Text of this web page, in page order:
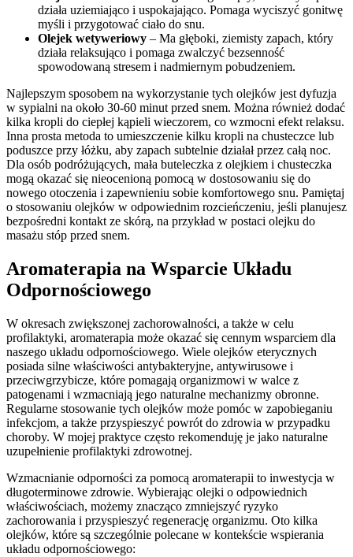
działa uziemiająco i uspokajająco. Pomaga wyciszyć gonitwę
myśli i przygotować ciało do snu.
Olejek wetyweriowy – Ma głęboki, ziemisty zapach, który
działa relaksująco i pomaga zwalczyć bezsenność
spowodowaną stresem i nadmiernym pobudzeniem.
Najlepszym sposobem na wykorzystanie tych olejków jest dyfuzja
w sypialni na około 30-60 minut przed snem. Można również dodać
kilka kropli do ciepłej kąpieli wieczorem, co wzmocni efekt relaksu.
Inna prosta metoda to umieszczenie kilku kropli na chusteczce lub
poduszce przy łóżku, aby zapach subtelnie działał przez całą noc.
Dla osób podróżujących, mała buteleczka z olejkiem i chusteczka
mogą okazać się nieocenioną pomocą w dostosowaniu się do
nowego otoczenia i zapewnieniu sobie komfortowego snu. Pamiętaj
o stosowaniu olejków w odpowiednim rozcieńczeniu, jeśli planujesz
bezpośredni kontakt ze skórą, na przykład w postaci olejku do
masażu stóp przed snem.
Aromaterapia na Wsparcie Układu
Odpornościowego
W okresach zwiększonej zachorowalności, a także w celu
profilaktyki, aromaterapia może okazać się cennym wsparciem dla
naszego układu odpornościowego. Wiele olejków eterycznych
posiada silne właściwości antybakteryjne, antywirusowe i
przeciwgrzybicze, które pomagają organizmowi w walce z
patogenami i wzmacniają jego naturalne mechanizmy obronne.
Regularne stosowanie tych olejków może pomóc w zapobieganiu
infekcjom, a także przyspieszyć powrót do zdrowia w przypadku
choroby. W mojej praktyce często rekomenduję je jako naturalne
uzupełnienie profilaktyki zdrowotnej.
Wzmacnianie odporności za pomocą aromaterapii to inwestycja w
długoterminowe zdrowie. Wybierając olejki o odpowiednich
właściwościach, możemy znacząco zmniejszyć ryzyko
zachorowania i przyspieszyć regenerację organizmu. Oto kilka
olejków, które są szczególnie polecane w kontekście wspierania
układu odpornościowego: